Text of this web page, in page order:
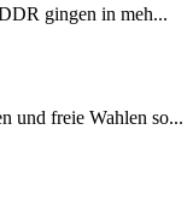
gingen in meh...
und freie Wahlen so...